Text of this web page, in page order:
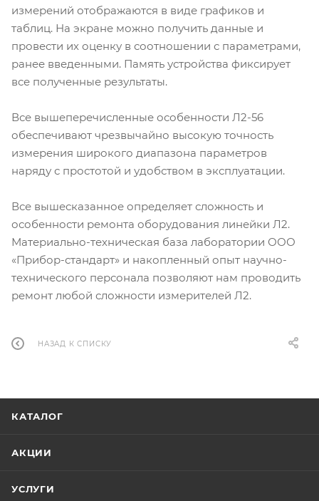
измерений отображаются в виде графиков и
таблиц. На экране можно получить данные и
провести их оценку в соотношении с параметрами,
ранее введенными. Память устройства фиксирует
все полученные результаты.
Все вышеперечисленные особенности Л2-56
обеспечивают чрезвычайно высокую точность
измерения широкого диапазона параметров
наряду с простотой и удобством в эксплуатации.
Все вышесказанное определяет сложность и
особенности ремонта оборудования линейки Л2.
Материально-техническая база лаборатории ООО
«Прибор-стандарт» и накопленный опыт научно-
технического персонала позволяют нам проводить
ремонт любой сложности измерителей Л2.
НАЗАД К СПИСКУ
КАТАЛОГ
АКЦИИ
УСЛУГИ